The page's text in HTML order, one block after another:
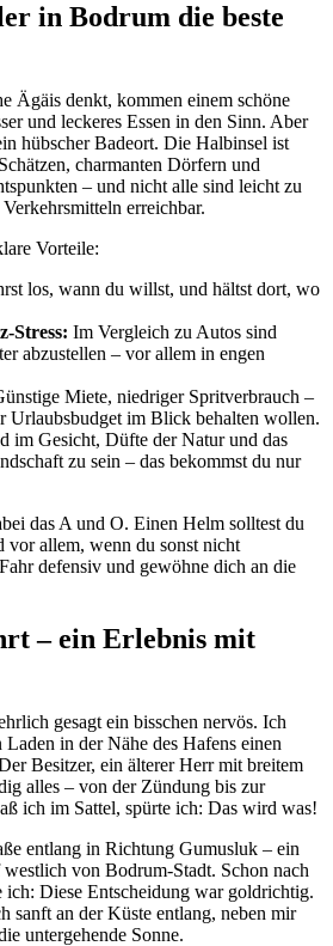
in Bodrum die beste
Ägäis denkt, kommen einem schöne
und leckeres Essen in den Sinn. Aber
hübscher Badeort. Die Halbinsel ist
charmanten Dörfern und
– und nicht alle sind leicht zu
erreichbar.
Vorteile:
los, wann du willst, und hältst dort, wo
Stress: Im Vergleich zu Autos sind
abzustellen – vor allem in engen
Miete, niedriger Spritverbrauch –
Urlaubsbudget im Blick behalten wollen.
im Gesicht, Düfte der Natur und das
zu sein – das bekommst du nur
das A und O. Einen Helm solltest du
vor allem, wenn du sonst nicht
defensiv und gewöhne dich an die
– ein Erlebnis mit
gesagt ein bisschen nervös. Ich
in der Nähe des Hafens einen
Besitzer, ein älterer Herr mit breitem
alles – von der Zündung bis zur
ich im Sattel, spürte ich: Das wird was!
entlang in Richtung Gumusluk – ein
von Bodrum-Stadt. Schon nach
ich: Diese Entscheidung war goldrichtig.
sanft an der Küste entlang, neben mir
untergehende Sonne.